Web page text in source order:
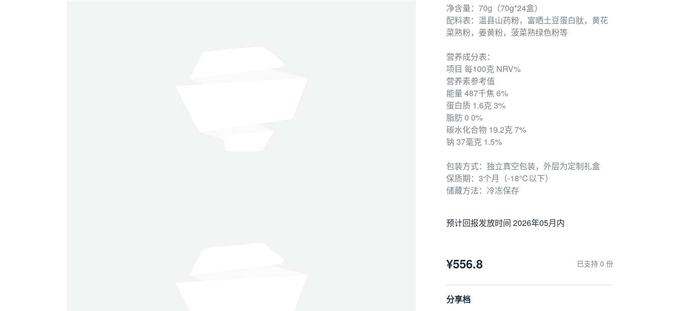
净含量：70g（70g*24盒）
配料表：温县山药粉，富晒土豆蛋白肽，黄花
菜熟粉，姜黄粉，菠菜熟绿色粉等
营养成分表：
项目 每100克 NRV%
营养素参考值
能量 487千焦 6%
蛋白质 1.6克 3%
脂肪 0 0%
碳水化合物 19.2克 7%
钠 37毫克 1.5%
包装方式：独立真空包装，外层为定制礼盒
保质期：3个月（-18℃以下）
储藏方法：冷冻保存
预计回报发放时间 2026年05月内
¥556.8 已支持 0 份
分享档